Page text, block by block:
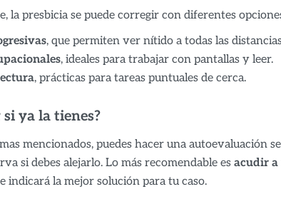
la presbicia se puede corregir con diferentes
, que permiten ver nítido a todas las
, ideales para trabajar con pantallas y leer.
, prácticas para tareas puntuales de cerca.
si ya la tienes?
mencionados, puedes hacer una autoevaluación
si debes alejarlo. Lo más recomendable es acudir a
indicará la mejor solución para tu caso.